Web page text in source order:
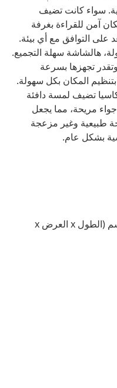
سواء كانت تضيف
آمن للقراءة بغرفة
على التوافق مع أي بيئة.
هالشاشة سهلة التجميع.
تجهزها بسرعة
المكان بكل سهولة.
تضيف لمسة دافئة
مريحة، مما يجعل
طبيعية وغير مزعجة
بشكل عام.
الأبعاد العامة: 79.5 x 50 x 110 سم (الطول x العرض x